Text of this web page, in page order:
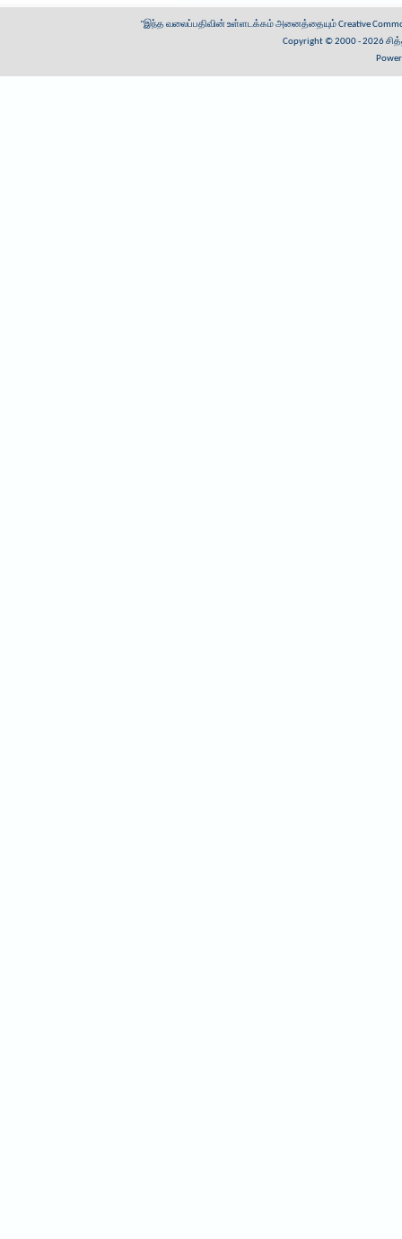
"இந்த வலைப்பதிவின் உள்ளடக்கம் அனைத்தையும்Creative
Copyright © 2000 - 2026